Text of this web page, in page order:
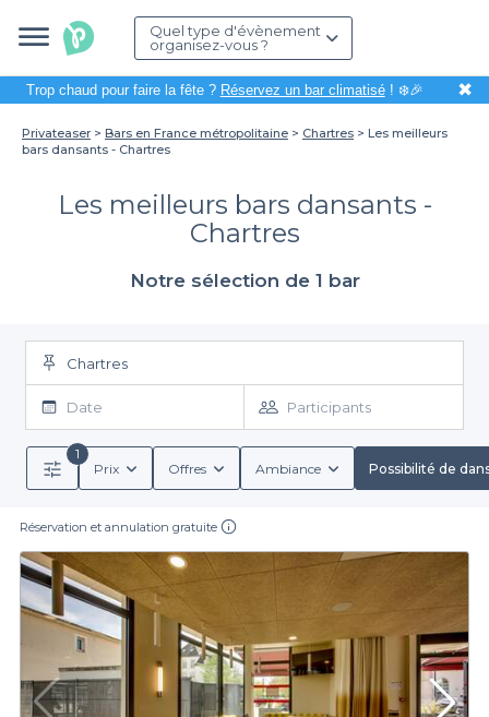
Quel type d'évènement
organisez-vous ?
Trop chaud pour faire la fête ? Réservez un bar climatisé! ❄️🎉 ✖
Privateaser Bars en France métropolitaine Chartres
Les meilleurs
bars dansants - Chartres
Les meilleurs bars dansants -
Chartres
Notre sélection de 1 bar
Chartres
Date Participants
1
Prix
Offres Ambiance Possibilité de
Réservation et annulation gratuite